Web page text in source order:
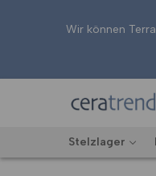
Wir können
Stelzlager